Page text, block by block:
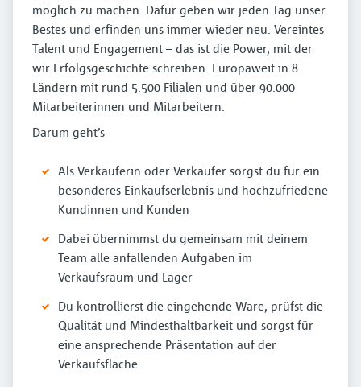
möglich zu machen. Dafür geben wir jeden Tag unser
Bestes und erfinden uns immer wieder neu. Vereintes
Talent und Engagement – das ist die Power, mit der
wir Erfolgsgeschichte schreiben. Europaweit in 8
Ländern mit rund 5.500 Filialen und über 90.000
Mitarbeiterinnen und Mitarbeitern.
Darum geht’s
Als Verkäuferin oder Verkäufer sorgst du für ein
besonderes Einkaufserlebnis und hochzufriedene
Kundinnen und Kunden
Dabei übernimmst du gemeinsam mit deinem
Team alle anfallenden Aufgaben im
Verkaufsraum und Lager
Du kontrollierst die eingehende Ware, prüfst die
Qualität und Mindesthaltbarkeit und sorgst für
eine ansprechende Präsentation auf der
Verkaufsfläche